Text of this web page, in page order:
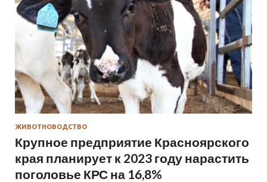
ЖИВОТНОВОДСТВО
Крупное предприятие Красноярского
края планирует к 2023 году нарастить
поголовье КРС на 16,8%